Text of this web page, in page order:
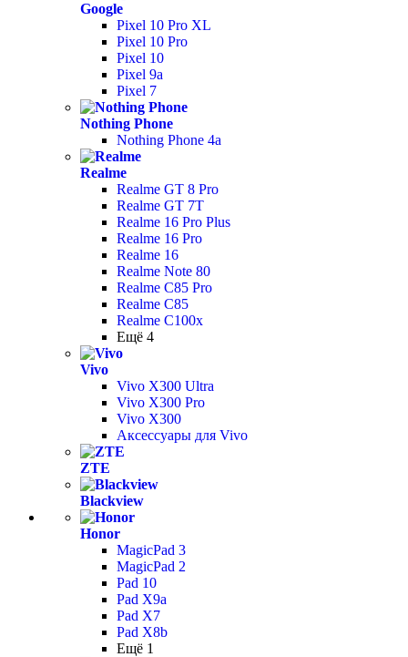
Google
Pixel 10 Pro XL
Pixel 10 Pro
Pixel 10
Pixel 9a
Pixel 7
Nothing Phone
Nothing Phone 4a
Realme
Realme GT 8 Pro
Realme GT 7T
Realme 16 Pro Plus
Realme 16 Pro
Realme 16
Realme Note 80
Realme C85 Pro
Realme C85
Realme C100x
Ещё 4
Vivo
Vivo X300 Ultra
Vivo X300 Pro
Vivo X300
Аксессуары для Vivo
ZTE
Blackview
Honor
MagicPad 3
MagicPad 2
Pad 10
Pad X9a
Pad X7
Pad X8b
Ещё 1